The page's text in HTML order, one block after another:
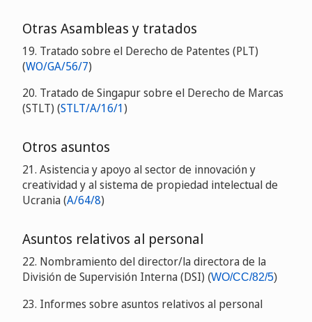
Otras Asambleas y tratados
19. Tratado sobre el Derecho de Patentes (PLT)
(WO/GA/56/7)
20. Tratado de Singapur sobre el Derecho de Marcas
(STLT) (STLT/A/16/1)
Otros asuntos
21. Asistencia y apoyo al sector de innovación y
creatividad y al sistema de propiedad intelectual de
Ucrania (A/64/8)
Asuntos relativos al personal
22. Nombramiento del director/la directora de la
División de Supervisión Interna (DSI) (WO/CC/82/5)
23. Informes sobre asuntos relativos al personal